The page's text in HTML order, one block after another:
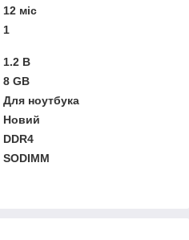
12 міс
1
1.2 В
8 GB
Для ноутбука
Новий
DDR4
SODIMM